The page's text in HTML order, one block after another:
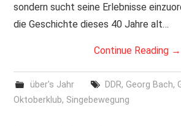
sondern sucht seine Erlebnisse
die Geschichte dieses 40 Jahre alt…
Continue Reading →
über's Jahr DDR, Georg Bach,
Oktoberklub, Singebewegung